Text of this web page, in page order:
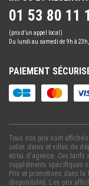
01 53 80 11
(prix d’un appel local)
Du lundi au samedi de 9h à
PAIEMENT
Tous nos prix sont
selon dates et villes de
et/ou d'agence. Ces tarifs
suppléments spécifiques
Prix et promotions dans
disponibilité. Les prix